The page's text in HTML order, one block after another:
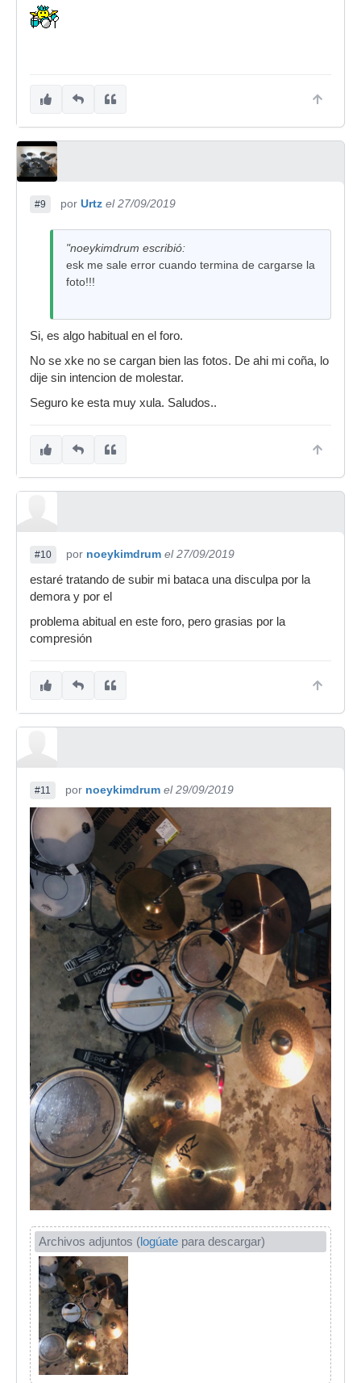
#9 por Urtz el 27/09/2019
"noeykimdrum escribió:
esk me sale error cuando termina de cargarse la
foto!!!
Si, es algo habitual en el foro.
No se xke no se cargan bien las fotos. De ahi mi coña, lo
dije sin intencion de molestar.
Seguro ke esta muy xula. Saludos..
#10 por noeykimdrum el 27/09/2019
estaré tratando de subir mi bataca una disculpa por la
demora y por el
problema abitual en este foro, pero grasias por la
compresión
#11 por noeykimdrum el 29/09/2019
Archivos adjuntos (logúate para descargar)